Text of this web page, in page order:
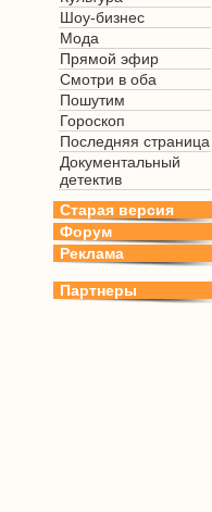
Шоу-бизнес
Мода
Прямой эфир
Смотри в оба
Пошутим
Гороскоп
Последняя страница
Документальный
детектив
Старая версия
Форум
Реклама
Партнеры